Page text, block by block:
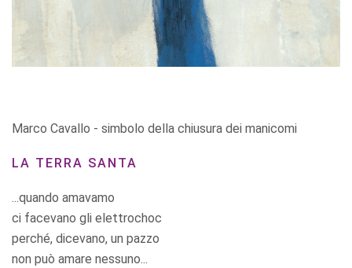
Marco Cavallo - simbolo della chiusura dei manicomi
LA TERRA SANTA
...quando amavamo
ci facevano gli elettrochoc
perché, dicevano, un pazzo
non può amare nessuno...